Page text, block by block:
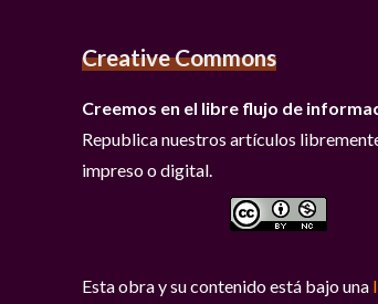
Creative Commons
Creemos en el libre flujo de
Republica nuestros artículos
impreso o digital.
Esta obra y su contenido está bajo una